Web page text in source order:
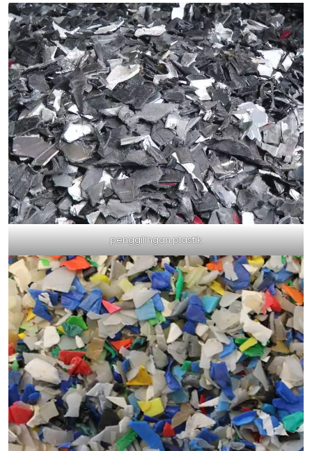
penggilingan plastik